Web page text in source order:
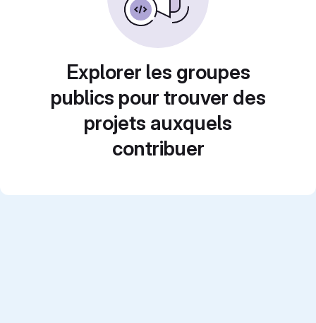
Explorer les groupes
publics pour trouver des
projets auxquels
contribuer